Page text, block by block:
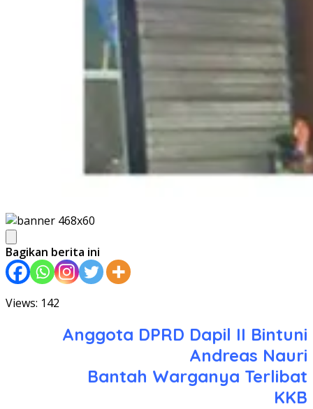
Bagikan berita ini
Views: 142
Anggota DPRD Dapil II Bintuni
Andreas Nauri
Bantah Warganya Terlibat
KKB